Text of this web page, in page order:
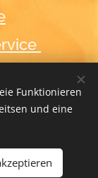
Cookies
Funktionieren
und eine